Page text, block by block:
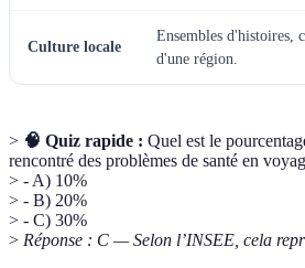
Culture locale
Ensembles d'histoires,
d'une région.
> 🧠 Quiz rapide : Quel est le
rencontré des problèmes de santé en
> - A) 10%
> - B) 20%
> - C) 30%
> Réponse : C — Selon l’INSEE, cela